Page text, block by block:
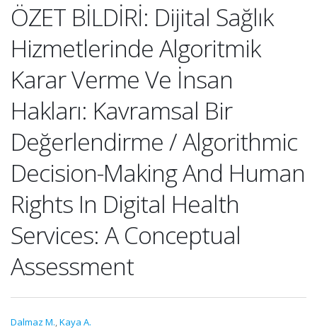
ÖZET BİLDİRİ: Dijital Sağlık
Hizmetlerinde Algoritmik
Karar Verme Ve İnsan
Hakları: Kavramsal Bir
Değerlendirme / Algorithmic
Decision-Making And Human
Rights In Digital Health
Services: A Conceptual
Assessment
Dalmaz M.,Kaya A.